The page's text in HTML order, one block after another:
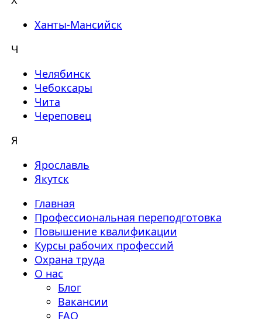
Ханты-Мансийск
Ч
Челябинск
Чебоксары
Чита
Череповец
Я
Ярославль
Якутск
Главная
Профессиональная переподготовка
Повышение квалификации
Курсы рабочих профессий
Охрана труда
О нас
Блог
Вакансии
FAQ